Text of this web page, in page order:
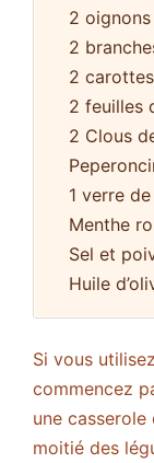
2 oignons
2
2 carottes
2 feuilles
2 Clous
1 verre de
Menthe
Sel et
Huile
Si vous
commencez
une casserole
moitié des